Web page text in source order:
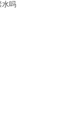
水吗